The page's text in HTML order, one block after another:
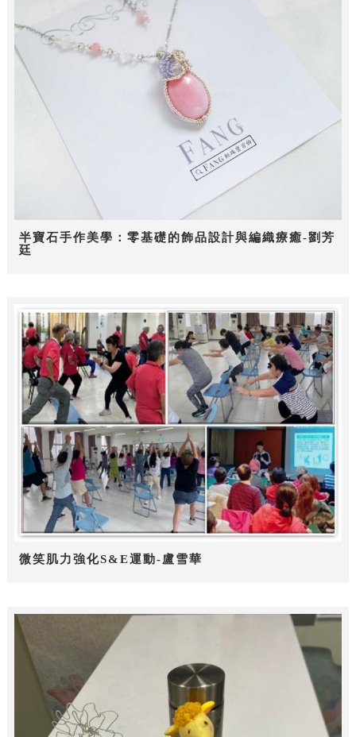
半寶石手作美學：零基礎的飾品設計與編織療癒-劉芳
廷
微笑肌力強化S&E運動-盧雪華